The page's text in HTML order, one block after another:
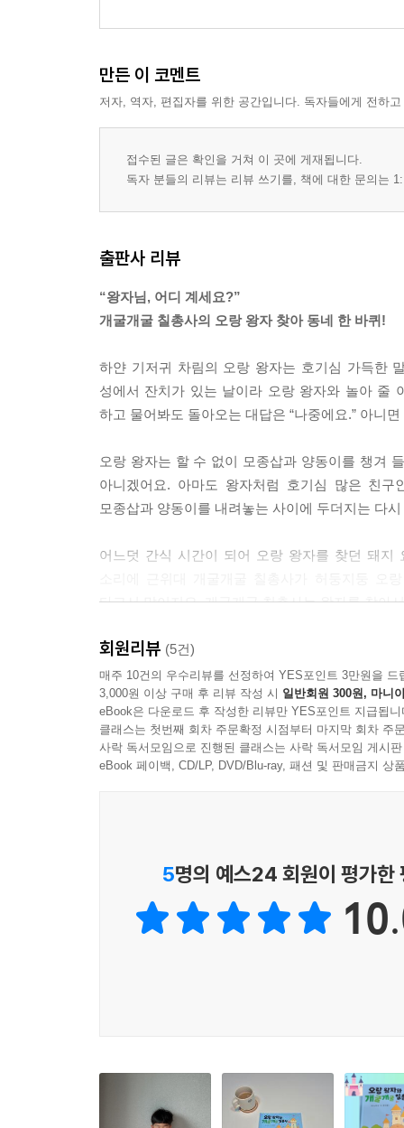
만든 이 코멘트
저자, 역자, 편집자를 위한 공간입니다. 독자들에게 전하
접수된 글은 확인을 거쳐 이 곳에 게재됩니다.
독자 분들의 리뷰는 리뷰 쓰기를, 책에 대한 문의는
출판사 리뷰
“왕자님, 어디 계세요?”
개굴개굴 칠총사의 오랑 왕자 찾아 동네 한 바퀴!
하얀 기저귀 차림의 오랑 왕자는 호기심 가득한
성에서 잔치가 있는 날이라 오랑 왕자와 놀아 줄
하고 물어봐도 돌아오는 대답은 “나중에요.” 아니
오랑 왕자는 할 수 없이 모종삽과 양동이를 챙겨
아니겠어요. 아마도 왕자처럼 호기심 많은 친
모종삽과 양동이를 내려놓는 사이에 두더지는 다
어느덧 간식 시간이 되어 오랑 왕자를 찾던 돼지
타고서 말이지요. 개굴개굴 칠총사는 왕자를 찾아
전 세계 300만 독자의 마음을 사로잡은
‘우당탕탕 야옹이’ 시리즈의 출발점
《오랑 왕자와 개굴개굴 칠총사》는 전 세계에
작가의 초기작입니다. 여덟 마리 야옹이 같은 뻔
하는 호기심 가득한 어린이입니다. 아직 기저귀를
사실 오랑 왕자가 이렇게 느긋하고 천연덕스러
자신의 호기심과 모험심을 마음껏, 그러나 안전
칠총사를 따라 사람 많은 시장에서 왕자를 찾아
세계로 이끄는 다정한 길잡이가 되어 주기를 바라
회원리뷰 (5건)
매주 10건의 우수리뷰를 선정하여 YES포인트 3만원을 드
3,000원 이상 구매 후 리뷰 작성 시 일반회원 300원, 마니
eBook은 다운로드 후 작성한 리뷰만 YES포인트 지급됩니
클래스는 첫번째 회차 주문확정 시점부터 마지막 회차 주
사락 독서모임으로 진행된 클래스는 사락 독서모임 게시
eBook 페이백, CD/LP, DVD/Blu-ray, 패션 및 판매금지 상
5명의 예스24 회원이 평가한